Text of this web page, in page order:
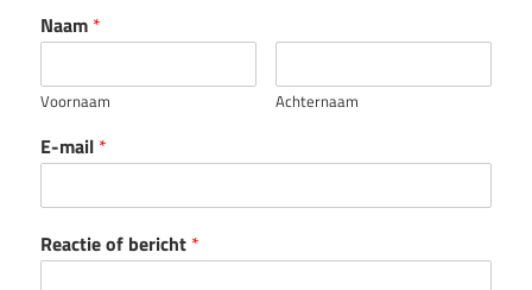
Naam *
Voornaam Achternaam
E-mail *
Reactie of bericht *